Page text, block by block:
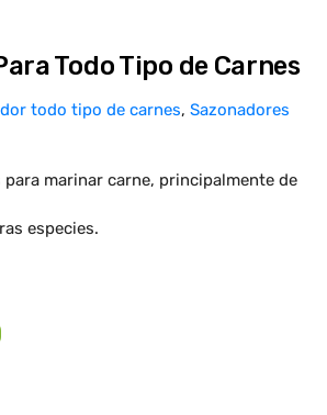
Todo Tipo de Carnes
todo tipo de carnes, Sazonadores
para marinar carne, principalmente de
especies.